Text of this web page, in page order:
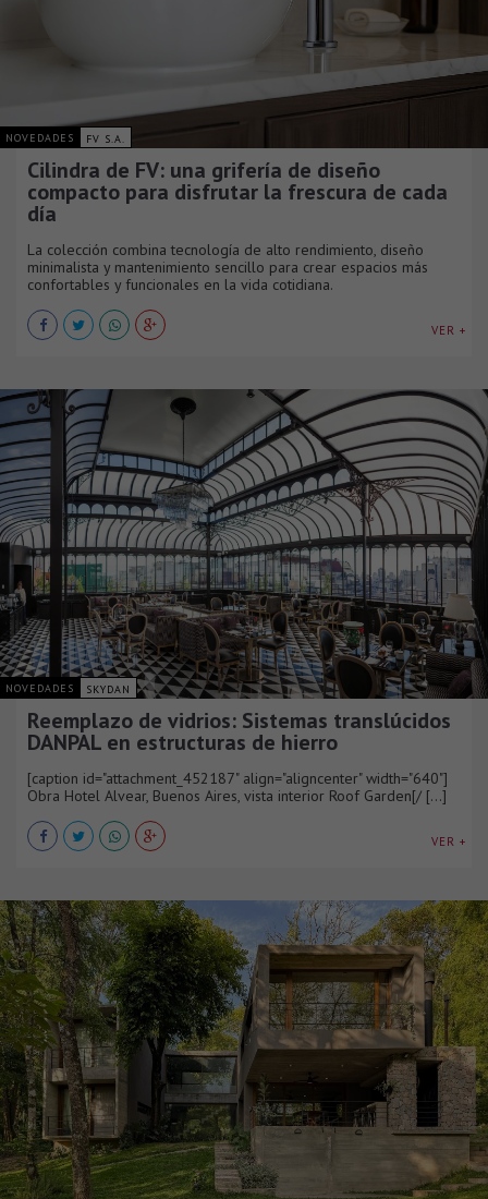
NOVEDADES FV S.A.
Cilindra de FV: una grifería de diseño
compacto para disfrutar la frescura de cada
día
La colección combina tecnología de alto rendimiento, diseño
minimalista y mantenimiento sencillo para crear espacios más
confortables y funcionales en la vida cotidiana.
VER +
NOVEDADES SKYDAN
Reemplazo de vidrios: Sistemas translúcidos
DANPAL en estructuras de hierro
[caption id="attachment_452187" align="aligncenter" width="640"]
Obra Hotel Alvear, Buenos Aires, vista interior Roof Garden[/ [...]
VER +